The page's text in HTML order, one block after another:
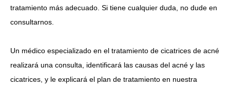
tratamiento más adecuado. Si tiene cualquier duda, no dude en
consultarnos.
Un médico especializado en el tratamiento de cicatrices de acné
realizará una consulta, identificará las causas del acné y las
cicatrices, y le explicará el plan de tratamiento en nuestra